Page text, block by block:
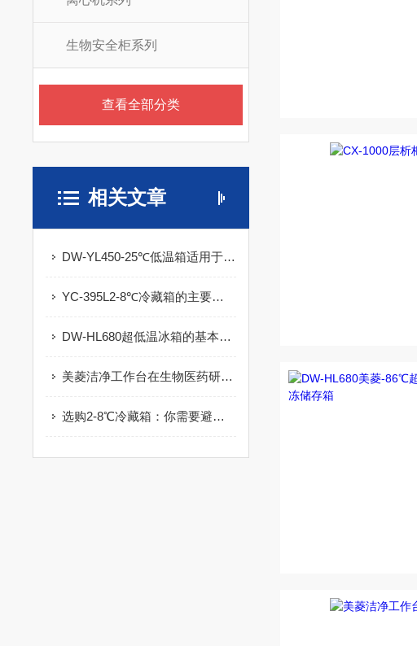
生物安全柜系列
查看全部分类
相关文章
DW-YL450-25℃低温箱适用于哪些场合？
YC-395L2-8℃冷藏箱的主要组成部分
DW-HL680超低温冰箱的基本功能介绍
美菱洁净工作台在生物医药研究中的应用
选购2-8℃冷藏箱：你需要避免的陷阱